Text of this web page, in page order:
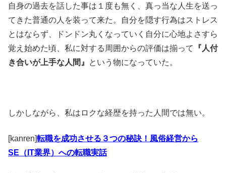
自身の過去を話した事は１度も無く、真っ当な人生を送っ
てきた普通の人を装って来た。自分を隠す行為はストレス
とはならず、ドンドン丸くなっていく自分に心地よさすら
覚え始めた頃、私に対する周囲からの評価は揃って
『人付
き合いが上手な人間』
という物になっていた。
しかしながら、私はロクな経歴を持った人間では無い。
[kanren]転職を成功させる３つの秘訣！風俗経営から
SE（IT業界）への転職実話